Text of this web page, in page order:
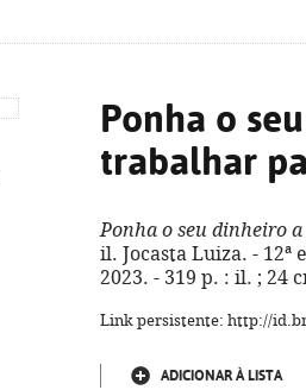
Ponha o
trabalhar
Ponha o seu dinheiro
il. Jocasta Luiza. - 12ª
2023. - 319 p. : il. ; 24
Link persistente: http://
ADICIONAR À LISTA